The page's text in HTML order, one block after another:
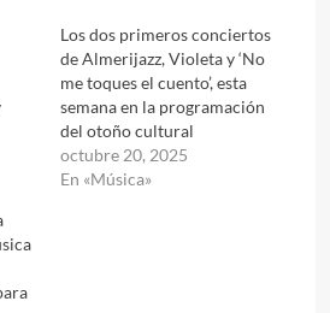
Los dos primeros conciertos
de Almerijazz, Violeta y ‘No
me toques el cuento’, esta
semana en la programación
del otoño cultural
octubre 20, 2025
En «Música»